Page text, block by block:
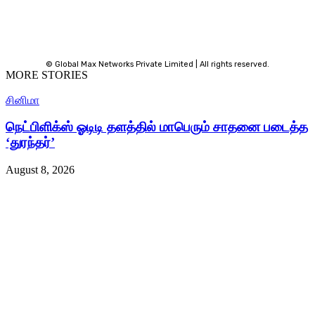
© Global Max Networks Private Limited | All rights reserved.
MORE STORIES
சினிமா
நெட்பிளிக்ஸ் ஓடிடி தளத்தில் மாபெரும் சாதனை படைத்த
‘துரந்தர்’
August 8, 2026